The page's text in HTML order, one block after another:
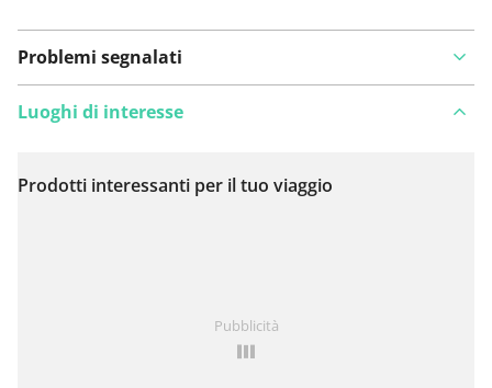
Problemi segnalati
Visualizza sulla mappa
Luoghi di interesse
Prodotti interessanti per il tuo viaggio
Pubblicità